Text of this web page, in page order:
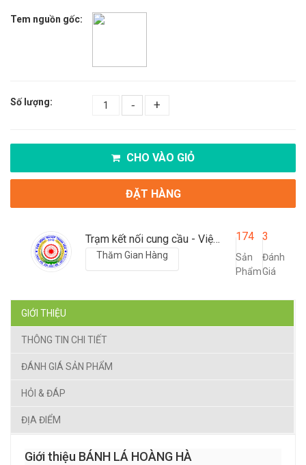
Tem nguồn gốc:
Số lượng: - +
CHO VÀO GIỎ
ĐẶT HÀNG
Trạm kết nối cung cầu - Viện nông nghiệp Thanh Hoá
Thăm Gian Hàng
174
Sản
Phẩm
3
Đánh
Giá
GIỚI THIỆU
THÔNG TIN CHI TIẾT
ĐÁNH GIÁ SẢN PHẨM
HỎI & ĐÁP
ĐỊA ĐIỂM
Giới thiệu BÁNH LÁ HOÀNG HÀ